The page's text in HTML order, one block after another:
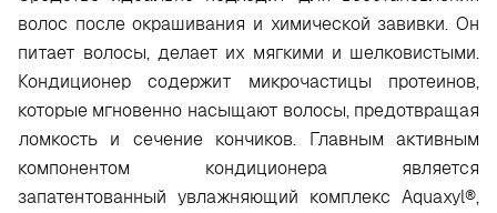
волос после окрашивания и химической завивки. Он
питает волосы, делает их мягкими и шелковистыми.
Кондиционер содержит микрочастицы протеинов,
которые мгновенно насыщают волосы, предотвращая
ломкость и сечение кончиков. Главным активным
компонентом кондиционера является
запатентованный увлажняющий комплекс Aquaxyl®,